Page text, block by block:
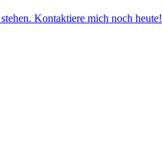
Kontaktiere mich noch heute!